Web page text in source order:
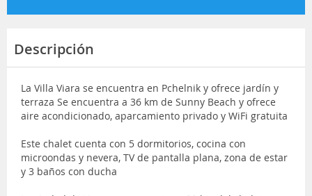
Descripción
La Villa Viara se encuentra en Pchelnik y ofrece jardín y
terraza Se encuentra a 36 km de Sunny Beach y ofrece
aire acondicionado, aparcamiento privado y WiFi gratuita
Este chalet cuenta con 5 dormitorios, cocina con
microondas y nevera, TV de pantalla plana, zona de estar
y 3 baños con ducha